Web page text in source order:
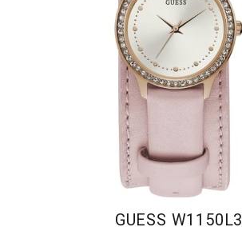
GUESS W1150L3